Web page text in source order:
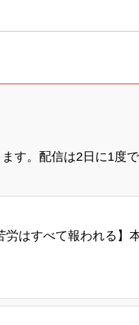
す。配信は2日に1度
はすべて報われる】